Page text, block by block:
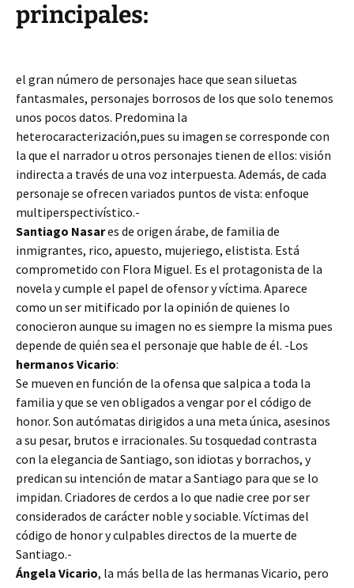
principales:
el gran número de personajes hace que sean siluetas
fantasmales, personajes borrosos de los que solo tenemos
unos pocos datos. Predomina la
heterocaracterización,pues su imagen se corresponde con
la que el narrador u otros personajes tienen de ellos: visión
indirecta a través de una voz interpuesta. Además, de cada
personaje se ofrecen variados puntos de vista: enfoque
multiperspectivístico.-
Santiago Nasares de origen árabe, de familia de
inmigrantes, rico, apuesto, mujeriego, elistista. Está
comprometido con Flora Miguel. Es el protagonista de la
novela y cumple el papel de ofensor y víctima. Aparece
como un ser mitificado por la opinión de quienes lo
conocieron aunque su imagen no es siempre la misma pues
depende de quién sea el personaje que hable de él. -Los
hermanos Vicario:
Se mueven en función de la ofensa que salpica a toda la
familia y que se ven obligados a vengar por el código de
honor. Son autómatas dirigidos a una meta única, asesinos
a su pesar, brutos e irracionales. Su tosquedad contrasta
con la elegancia de Santiago, son idiotas y borrachos, y
predican su intención de matar a Santiago para que se lo
impidan. Criadores de cerdos a lo que nadie cree por ser
considerados de carácter noble y sociable. Víctimas del
código de honor y culpables directos de la muerte de
Santiago.-
Ángela Vicario, la más bella de las hermanas Vicario, pero